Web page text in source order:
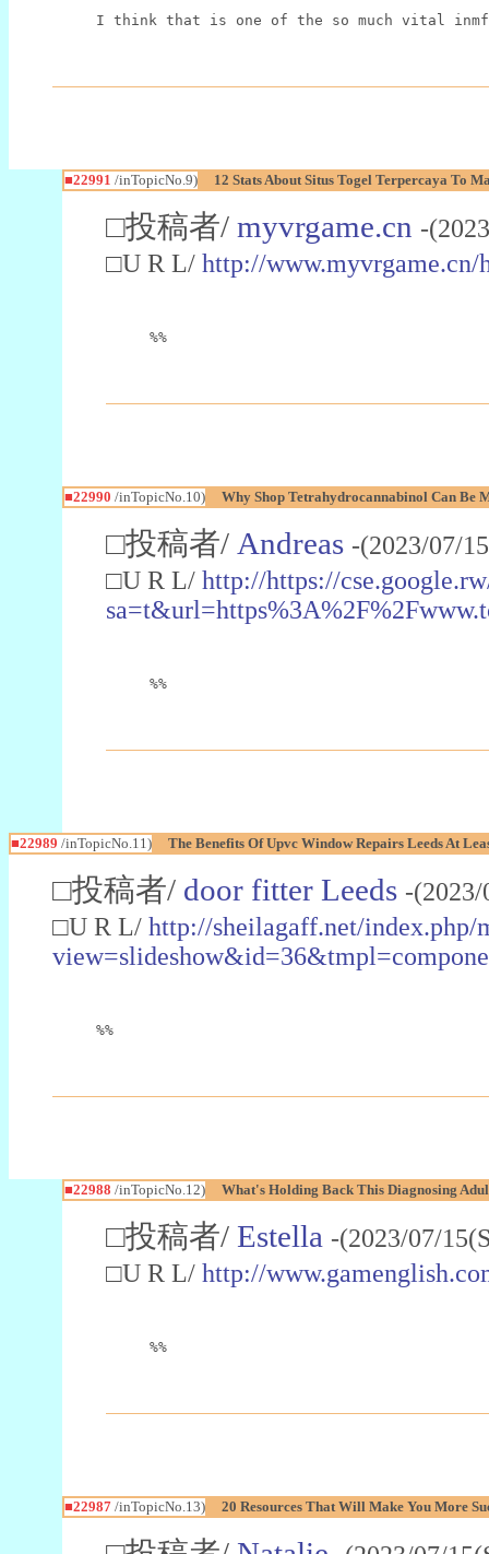
I think that is one of the so much vital
■22991 /inTopicNo.9) 12 Stats About Situs Togel Terpercaya To
□投稿者/ myvrgame.cn -
□U R L/ http://www.myvrgame.cn/
%%
■22990 /inTopicNo.10) Why Shop Tetrahydrocannabinol Can Be
□投稿者/ Andreas -(2023/07/
□U R L/ http://https://
%%
■22989 /inTopicNo.11) The Benefits Of Upvc Window Repairs Leeds At
□投稿者/ door fitter Leeds -
□U R L/ http://sheilagaff.net/index.php/
%%
■22988 /inTopicNo.12) What's Holding Back This Diagnosing
□投稿者/ Estella -(2023/07/
□U R L/ http://
%%
■22987/inTopicNo.13) 20 Resources That Will Make You More